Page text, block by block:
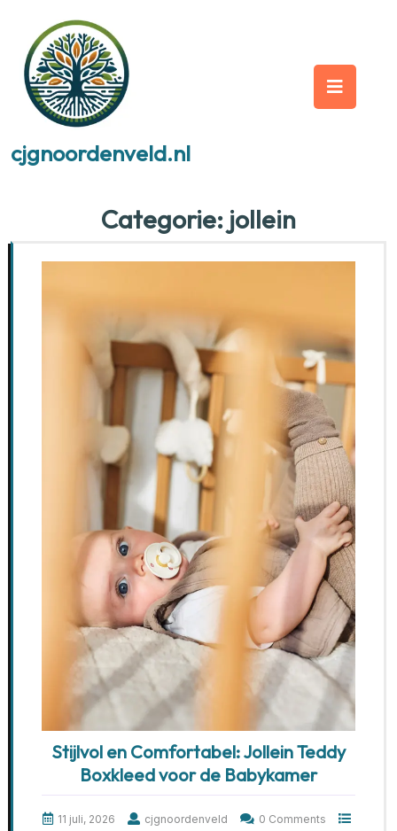
content
cjgnoordenveld.nl
Categorie: jollein
Stijlvol en Comfortabel: Jollein Teddy
Boxkleed voor de Babykamer
11 juli, 2026 cjgnoordenveld
0 Comments